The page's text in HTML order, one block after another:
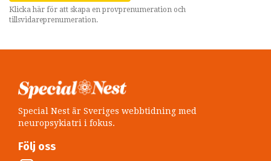
Klicka här för att skapa en provprenumeration och
tillsvidareprenumeration.
Special Nest är Sveriges webbtidning med
neuropsykiatri i fokus.
Följ oss